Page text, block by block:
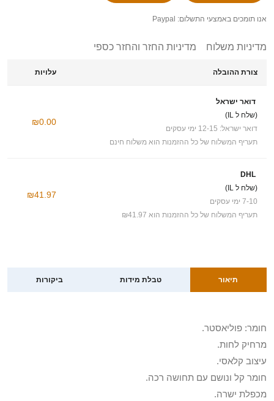
אנו תומכים באמצעי התשלום: Paypal
מדיניות משלוח מדיניות החזר והחזר כספי
צורת ההובלה עלויות
דואר ישראל
(שלח ל IL)
דואר ישראל: 12-15 ימי עסקים
תעריף המשלוח של כל ההזמנות הוא משלוח חינם
₪0.00
DHL
(שלח ל IL)
7-10 ימי עסקים
תעריף המשלוח של כל ההזמנות הוא ₪41.97
₪41.97
תיאור טבלת מידות ביקורות
חומר: פוליאסטר.
מרחיק לחות.
עיצוב קלאסי.
חומר קל ונושם עם תחושה רכה.
מכפלת ישרה.